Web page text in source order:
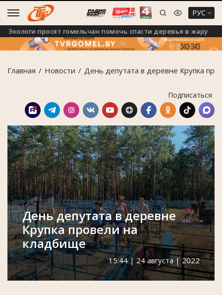
РУС
просят гомельчан помочь спасти деревья в жару
Главная Новости День депутата в деревне Крупка
Подписаться
День депутата в деревне
Крупка провели на
кладбище
15:44 | 24 августа | 2022